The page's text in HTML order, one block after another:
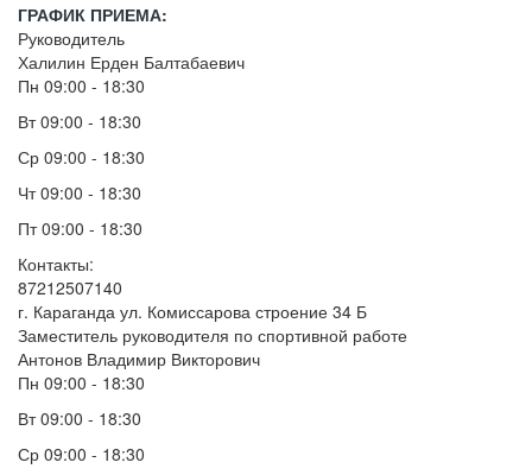
ГРАФИК ПРИЕМА:
Руководитель
Халилин Ерден Балтабаевич
Пн 09:00 - 18:30
Вт 09:00 - 18:30
Ср 09:00 - 18:30
Чт 09:00 - 18:30
Пт 09:00 - 18:30
Контакты:
87212507140
г. Караганда ул. Комиссарова строение 34 Б
Заместитель руководителя по спортивной работе
Антонов Владимир Викторович
Пн 09:00 - 18:30
Вт 09:00 - 18:30
Ср 09:00 - 18:30